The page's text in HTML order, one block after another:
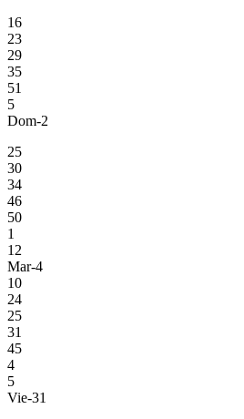
16
23
29
35
51
5
Dom-2
25
30
34
46
50
1
12
Mar-4
10
24
25
31
45
4
5
Vie-31